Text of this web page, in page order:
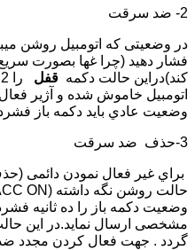
2- ضد سرقت
در وضعيتی كه اتومبيل روشن
فشار دهيد (چرا غها بصورت
كند)دراين حالت دكمه قفل
اتومبيل خاموش شده و آژير
وضعيت عادي بايد دكمه باز
3-حذف ضد سرقت
براي غير فعال نمودن دائمی
وضعيت دكمه باز را ده ثانيه
مشخصی ارسال نمايد.در اين
گردد . جهت فعال كردن مجدد ضد